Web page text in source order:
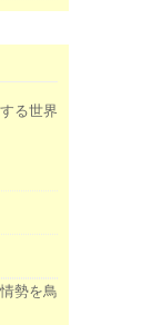
る世界
勢を鳥